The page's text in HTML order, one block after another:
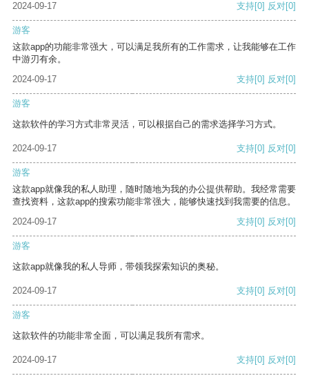
2024-09-17
支持[0] 反对[0]
游客
这款app的功能非常强大，可以满足我所有的工作需求，让我能够在工作
中游刃有余。
2024-09-17
支持[0] 反对[0]
游客
这款软件的学习方式非常灵活，可以根据自己的需求选择学习方式。
2024-09-17 支持[0] 反对[0]
游客
这款app就像我的私人助理，随时随地为我的办公提供帮助。我经常需要
查找资料，这款app的搜索功能非常强大，能够快速找到我需要的信息。
2024-09-17
支持[0] 反对[0]
游客
这款app就像我的私人导师，带领我探索知识的奥秘。
2024-09-17 支持[0] 反对[0]
游客
这款软件的功能非常全面，可以满足我所有需求。
2024-09-17 支持[0] 反对[0]